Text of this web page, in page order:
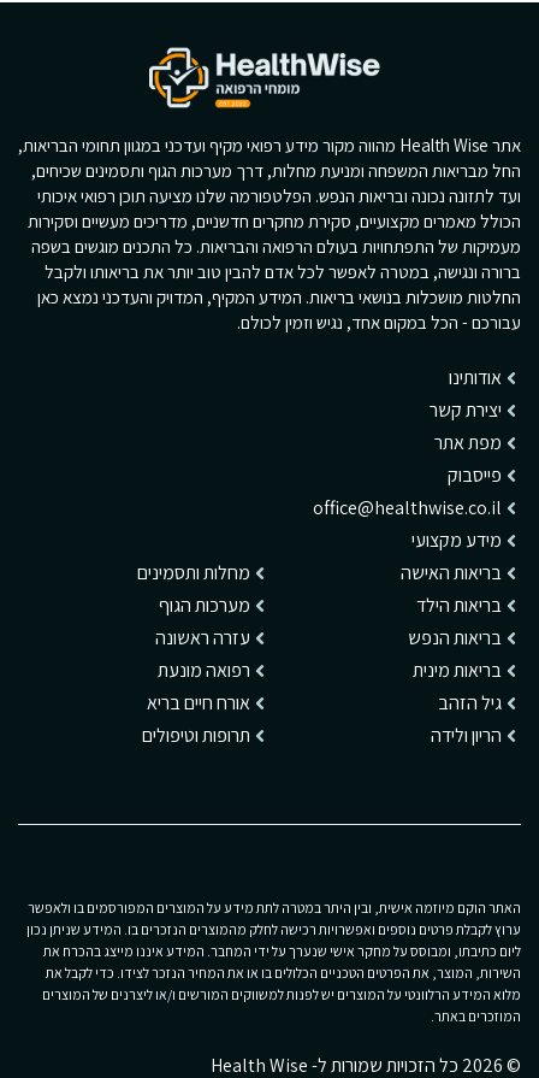
אתר Health Wise מהווה מקור מידע רפואי מקיף ועדכני במגוון תחומי הבריאות,
החל מבריאות המשפחה ומניעת מחלות, דרך מערכות הגוף ותסמינים שכיחים,
ועד לתזונה נכונה ובריאות הנפש. הפלטפורמה שלנו מציעה תוכן רפואי איכותי
הכולל מאמרים מקצועיים, סקירת מחקרים חדשניים, מדריכים מעשיים וסקירות
מעמיקות של התפתחויות בעולם הרפואה והבריאות. כל התכנים מוגשים בשפה
ברורה ונגישה, במטרה לאפשר לכל אדם להבין טוב יותר את בריאותו ולקבל
החלטות מושכלות בנושאי בריאות. המידע המקיף, המדויק והעדכני נמצא כאן
עבורכם - הכל במקום אחד, נגיש וזמין לכולם.
אודותינו
יצירת קשר
מפת אתר
פייסבוק
office@healthwise.co.il
מידע מקצועי
בריאות האישה
בריאות הילד
בריאות הנפש
בריאות מינית
גיל הזהב
הריון ולידה
מחלות ותסמינים
מערכות הגוף
עזרה ראשונה
רפואה מונעת
אורח חיים בריא
תרופות וטיפולים
האתר הוקם מיוזמה אישית, ובין היתר במטרה לתת מידע על המוצרים המפורסמים בו ולאפשר
ערוץ לקבלת פרטים נוספים ואפשרויות רכישה לחלק מהמוצרים הנזכרים בו. המידע שניתן נכון
ליום כתיבתו, ומבוסס על מחקר אישי שנערך על ידי המחבר. המידע איננו מייצג בהכרח את
השירות, המוצר, את הפרטים הטכניים הכלולים בו או את המחיר הנזכר לצידו. כדי לקבל את
מלוא המידע הרלוונטי על המוצרים יש לפנות למשווקים המורשים ו/או ליצרנים של המוצרים
המוזכרים באתר.
© 2026 כל הזכויות שמורות ל- Health Wise